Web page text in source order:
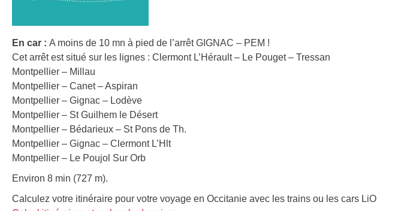
En car : A moins de 10 mn à pied de l’arrêt GIGNAC – PEM !
Cet arrêt est situé sur les lignes : Clermont L’Hérault – Le Pouget – Tressan
Montpellier – Millau
Montpellier – Canet – Aspiran
Montpellier – Gignac – Lodève
Montpellier – St Guilhem le Désert
Montpellier – Bédarieux – St Pons de Th.
Montpellier – Gignac – Clermont L’Hlt
Montpellier – Le Poujol Sur Orb
Environ 8 min (727 m).
Calculez votre itinéraire pour votre voyage en Occitanie avec les trains ou les cars LiO